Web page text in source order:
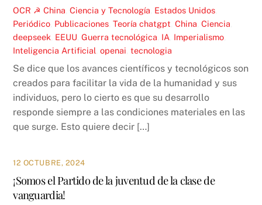
OCR ☭ China ,Ciencia y Tecnología Estados Unidos
Periódico Publicaciones ,Teoría chatgpt ,China ,Ciencia
deepseek EEUU ,Guerra tecnológica IA Imperialismo
Inteligencia Artificial ,openai ,tecnologia
Se dice que los avances científicos y tecnológicos son
creados para facilitar la vida de la humanidad y sus
individuos, pero lo cierto es que su desarrollo
responde siempre a las condiciones materiales en las
que surge. Esto quiere decir […]
12 OCTUBRE, 2024
¡Somos el Partido de la juventud de la clase de
vanguardia!